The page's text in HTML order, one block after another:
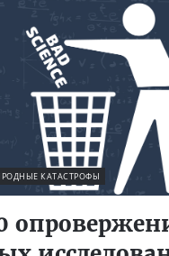
КАТАСТРОФЫ